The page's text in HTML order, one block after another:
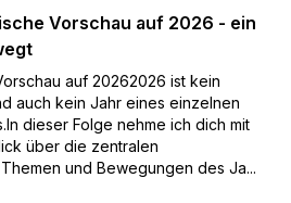
Vorschau auf 2026 - ein
auf 20262026 ist kein
auch kein Jahr eines einzelnen
dieser Folge nehme ich dich mit
über die zentralen
und Bewegungen des Ja...